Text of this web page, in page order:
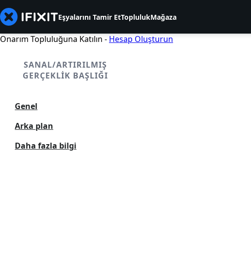
Eşyalarını Tamir EtToplulukMağaza
Onarım Topluluğuna Katılın - Hesap Oluşturun
SANAL/ARTIRILMIŞ
GERÇEKLIK BAŞLIĞI
Genel
Arka plan
Daha fazla bilgi